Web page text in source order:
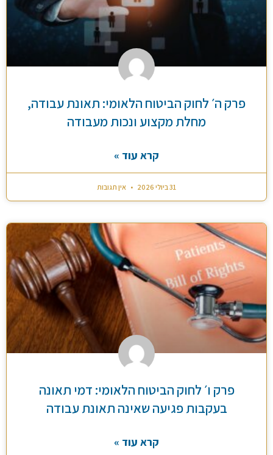
פרק ה׳ לחוק הביטוח הלאומי: תאונת עבודה,
מחלת מקצוע ונכות מעבודה
קרא עוד »
31 ביולי 2026 אין תגובות
פרק ו׳ לחוק הביטוח הלאומי: דמי תאונה
בעקבות פגיעה שאינה תאונת עבודה
קרא עוד »